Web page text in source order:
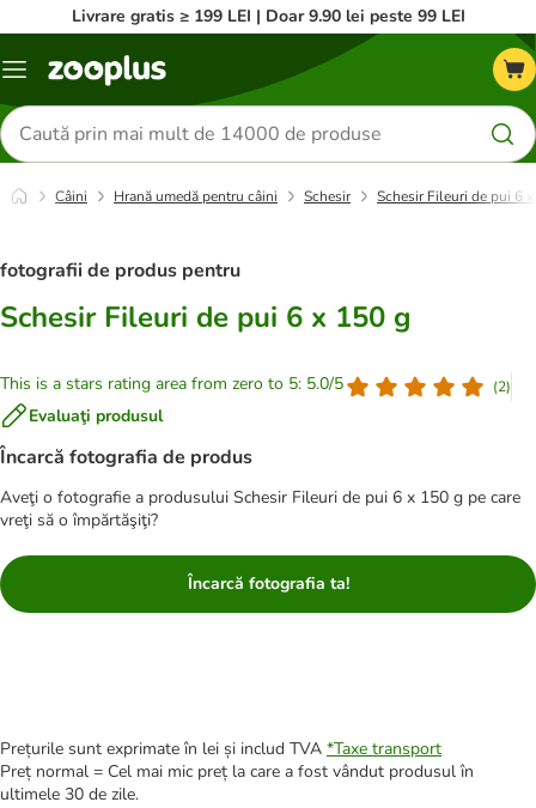
Livrare gratis ≥ 199 LEI | Doar 9.90 lei peste 99 LEI
Categorii
Căutare
produse
Câini Hrană umedă pentru câini Schesir Schesir Fileuri de pui 6
fotografii de produs pentru
Schesir Fileuri de pui 6 x 150 g
This is a stars rating area from zero to 5: 5.0/5 (2)
Evaluaţi produsul
Încarcă fotografia de produs
Aveţi o fotografie a produsului Schesir Fileuri de pui 6 x 150 g pe care
vreţi să o împărtăşiţi?
Încarcă fotografia ta!
Prețurile sunt exprimate în lei și includ TVA *Taxe transport
Preț normal = Cel mai mic preț la care a fost vândut produsul în
ultimele 30 de zile.